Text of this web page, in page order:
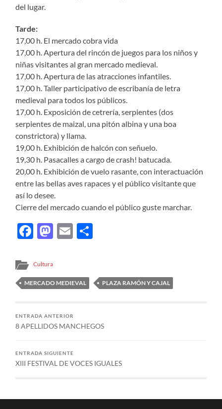
del lugar.
Tarde:
17,00 h. El mercado cobra vida
17,00 h. Apertura del rincón de juegos para los niños y
niñas visitantes al gran mercado medieval.
17,00 h. Apertura de las atracciones infantiles.
17,00 h. Taller participativo de escribanía de letra
medieval para todos los públicos.
17,00 h. Exposición de cetrería, serpientes (dos
serpientes de maizal, una pitón albina y una boa
constrictora) y llama.
19,00 h. Exhibición de halcón con señuelo.
19,30 h. Pasacalles a cargo de crash! batucada.
20,00 h. Exhibición de vuelo rasante, con interactuación
entre las bellas aves rapaces y el público visitante que
así lo desee.
Cierre del mercado cuando el público guste marchar.
Facebook
Mastodon
Email
Cultura
MERCADO MEDIEVAL PLAZA RAMÓN Y CAJAL
ENTRADA ANTERIOR
8 APELLIDOS MANCHEGOS
ENTRADA SIGUIENTE
XIII FESTIVAL DE VOCES IGUALES